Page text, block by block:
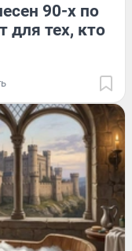
90-х по
для тех, кто